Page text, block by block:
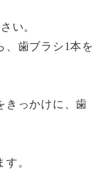
い。
、歯ブラシ1本を
きっかけに、歯
。